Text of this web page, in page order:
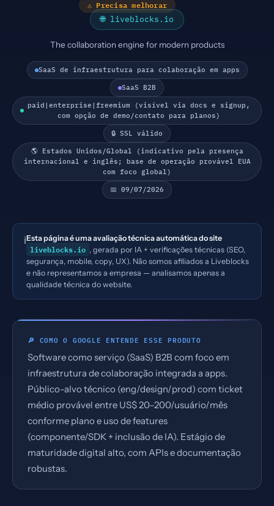
⚠ Precisa melhorar
🌐 liveblocks.io
The collaboration engine for modern products
SaaS de infraestrutura para colaboração em apps
SaaS B2B
paid|enterprise|freemium (visível via docs e signup,
com opção de demo/contato para planos)
🔒 SSL válido
🌎 Estados Unidos/Global (indicativo pela presença
internacional e inglês; base de operação provável EUA
com foco global)
📅 09/07/2026
ℹ️Esta página é uma avaliação técnica automática do site
liveblocks.io , gerada por IA + verificações técnicas (SEO,
segurança, mobile, copy, UX). Não somos afiliados a Liveblocks
e não representamos a empresa — analisamos apenas a
qualidade técnica do website.
🔎 COMO O GOOGLE ENTENDE ESSE PRODUTO
Software como serviço (SaaS) B2B com foco em
infraestrutura de colaboração integrada a apps.
Público-alvo técnico (eng/design/prod) com ticket
médio provável entre US$ 20–200/usuário/mês
conforme plano e uso de features
(componente/SDK + inclusão de IA). Estágio de
maturidade digital alto, com APIs e documentação
robustas.